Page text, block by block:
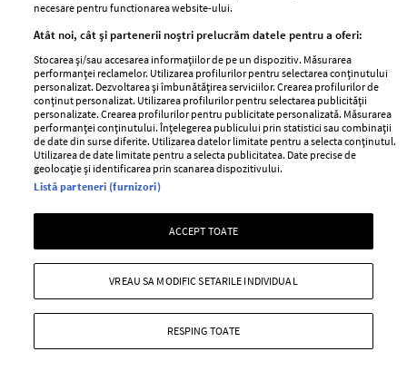
ELLE Style Awards
2024
Despre ELLE
Romania
Abonamente
Termeni si conditii
Politica de
Publicitate
Libertatea pentru
femei
necesare pentru functionarea website-ului.
Atât noi, cât și partenerii noștri prelucrăm datele pentru a oferi:
Stocarea și/sau accesarea informațiilor de pe un dispozitiv. Măsurarea
performanței reclamelor. Utilizarea profilurilor pentru selectarea conținutului
personalizat. Dezvoltarea și îmbunătățirea serviciilor. Crearea profilurilor de
conținut personalizat. Utilizarea profilurilor pentru selectarea publicității
personalizate. Crearea profilurilor pentru publicitate personalizată. Măsurarea
performanței conținutului. Înțelegerea publicului prin statistici sau combinații
de date din surse diferite. Utilizarea datelor limitate pentru a selecta conținutul.
Utilizarea de date limitate pentru a selecta publicitatea. Date precise de
geolocație și identificarea prin scanarea dispozitivului.
Listă parteneri (furnizori)
ACCEPT TOATE
RESPING TOATE
VREAU SA MODIFIC SETARILE INDIVIDUAL